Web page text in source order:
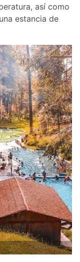
así como
estancia de